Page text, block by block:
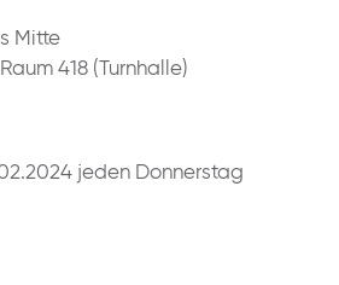
Mitte
418 (Turnhalle)
jeden Donnerstag